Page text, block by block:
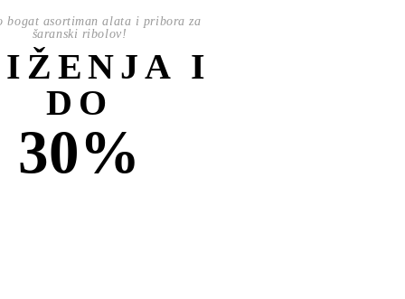
bogat asortiman alata i pribora za
šaranski ribolov!
I
DO
30%